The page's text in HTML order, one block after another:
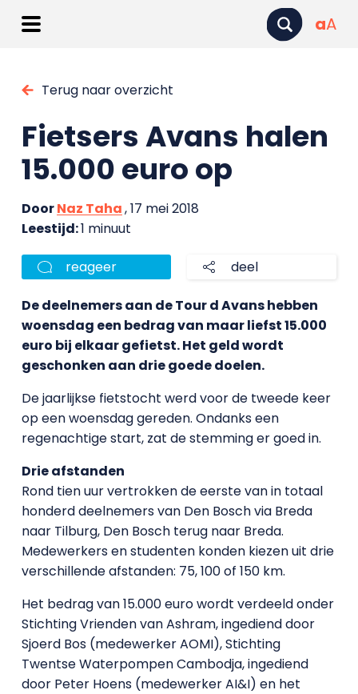
aA
Terug naar overzicht
Fietsers Avans halen
15.000 euro op
DoorNaz Taha, 17 mei 2018
Leestijd:1 minuut
reageer deel
De deelnemers aan de Tour d Avans hebben
woensdag een bedrag van maar liefst 15.000
euro bij elkaar gefietst. Het geld wordt
geschonken aan drie goede doelen.
De jaarlijkse fietstocht werd voor de tweede keer
op een woensdag gereden. Ondanks een
regenachtige start, zat de stemming er goed in.
Drie afstanden
Rond tien uur vertrokken de eerste van in totaal
honderd deelnemers van Den Bosch via Breda
naar Tilburg, Den Bosch terug naar Breda.
Medewerkers en studenten konden kiezen uit drie
verschillende afstanden: 75, 100 of 150 km.
Het bedrag van 15.000 euro wordt verdeeld onder
Stichting Vrienden van Ashram, ingediend door
Sjoerd Bos (medewerker AOMI), Stichting
Twentse Waterpompen Cambodja, ingediend
door Peter Hoens (medewerker AI&I) en het